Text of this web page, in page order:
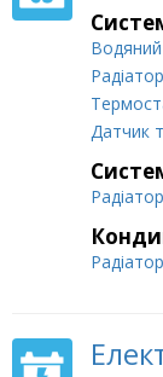
Радіатор
Датчик